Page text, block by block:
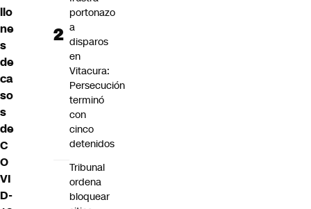
llo
ne
s
de
ca
so
s
de
C
O
VI
D-
portonazo
a
disparos
en
Vitacura:
Persecución
terminó
con
cinco
detenidos
Tribunal
ordena
bloquear